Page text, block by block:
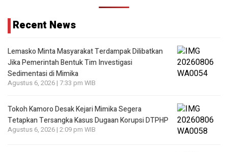
Recent News
Lemasko Minta Masyarakat Terdampak Dilibatkan
Jika Pemerintah Bentuk Tim Investigasi
Sedimentasi di Mimika
Agustus 6, 2026 | 7:33 pm WIB
Tokoh Kamoro Desak Kejari Mimika Segera
Tetapkan Tersangka Kasus Dugaan Korupsi DTPHP
Agustus 6, 2026 | 2:09 pm WIB